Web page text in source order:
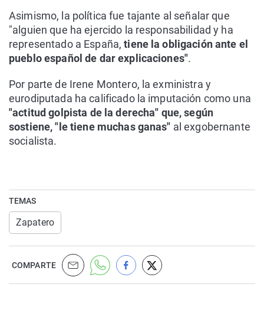
Asimismo, la política fue tajante al señalar que
"alguien que ha ejercido la responsabilidad y ha
representado a España,tiene la obligación ante el
pueblo español de dar explicaciones".
Por parte de Irene Montero, la exministra y
eurodiputada ha calificado la imputación como una
"actitud golpista de la derecha" que, según
sostiene, "le tiene muchas ganas" al exgobernante
socialista.
TEMAS
Zapatero
COMPARTE